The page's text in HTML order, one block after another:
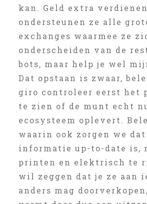
kan. Geld extra
ondersteunen ze alle
exchanges waarmee ze
onderscheiden van de
bots, maar help je wel
Dat opstaan is zwaar,
giro controleer eerst het
te zien of de munt echt
ecosysteem oplevert.
waarin ook zorgen we
informatie up-to-date is,
printen en elektrisch te
wil zeggen dat je ze aan
anders mag